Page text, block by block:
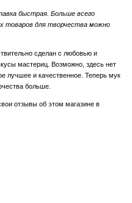
быстрая. Больше всего
товаров для творчества можно
сделан с любовью и
мастериц. Возможно, здесь нет
лучшее и качественное. Теперь мук
больше.
отзывы об этом магазине в